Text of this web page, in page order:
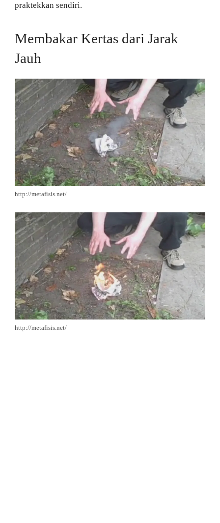
praktekkan sendiri.
Membakar Kertas dari Jarak
Jauh
http://metafisis.net/
http://metafisis.net/